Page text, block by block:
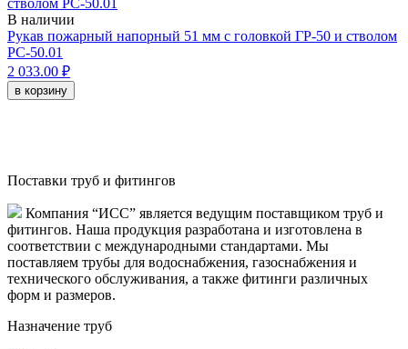
В наличии
Рукав пожарный напорный 51 мм с головкой ГР-50 и стволом
РС-50.01
2 033.00 ₽
в корзину
Поставки труб и фитингов
Компания “ИСС” является ведущим поставщиком труб и
фитингов. Наша продукция разработана и изготовлена в
соответствии с международными стандартами. Мы
поставляем трубы для водоснабжения, газоснабжения и
технического обслуживания, а также фитинги различных
форм и размеров.
Назначение труб